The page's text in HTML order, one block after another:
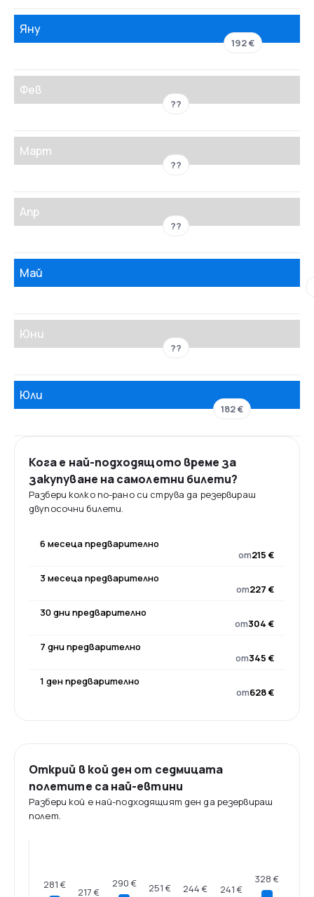
Яну
192 €
Фев
??
Март
??
Апр
??
Май
Юни
??
Юли
182 €
Кога е най-подходящото време за
закупуване на самолетни билети?
Разбери колко по-рано си струва да резервираш
двупосочни билети.
6 месеца предварително
от215 €
3 месеца предварително
от227 €
30 дни предварително
от304 €
7 дни предварително
от345 €
1 ден предварително
от628 €
Открий в кой ден от седмицата
полетите са най-евтини
Разбери кой е най-подходящият ден да резервираш
полет.
281 €
217 €
290 € 251 € 244 € 241 €
328 €